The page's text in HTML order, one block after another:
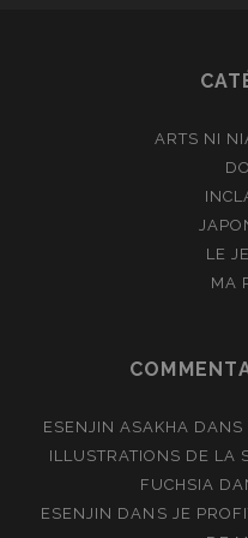
ARTS NI
LE
MA
ESENJIN ASAKHA DANS
ILLUSTRATIONS DE LA
FUCHSIA
ESENJIN DANS JE